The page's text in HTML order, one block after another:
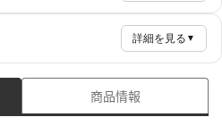
詳細を見る ▼
商品情報